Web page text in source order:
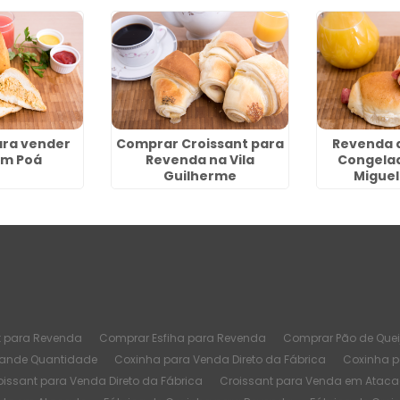
vender
Poá
Comprar Croissant para
Revenda na Vila
Guilherme
Revenda
Revenda Comprar Esfiha para Revenda Comprar Pão de
Quantidade Coxinha para Venda Direto da Fábrica
Coxinha
para Venda Direto da Fábrica Croissant para Venda em